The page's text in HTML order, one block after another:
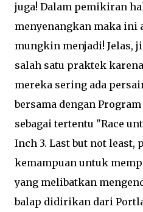
juga! Dalam pemikiran
menyenangkan maka ini
mungkin menjadi! Jelas,
salah satu praktek
mereka sering ada
bersama dengan
sebagai tertentu "Race
Inch 3. Last but not
kemampuan untuk
yang melibatkan
balap didirikan dari